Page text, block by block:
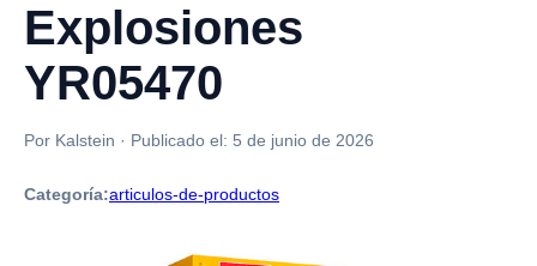
Explosiones
YR05470
Por Kalstein · Publicado el: 5 de junio de 2026
Categoría:articulos-de-productos